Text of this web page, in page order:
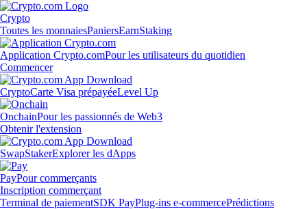
Crypto
Toutes les monnaiesPaniersEarnStaking
Application Crypto.comPour les utilisateurs du quotidien
Commencer
CryptoCarte Visa prépayéeLevel Up
OnchainPour les passionnés de Web3
Obtenir l'extension
SwapStakerExplorer les dApps
PayPour commerçants
Inscription commerçant
Terminal de paiementSDK PayPlug-ins e-commercePrédictions